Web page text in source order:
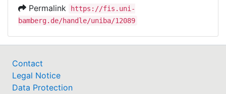
Permalink
https://fis.uni-
bamberg.de/handle/uniba/12089
Contact
Legal Notice
Data Protection